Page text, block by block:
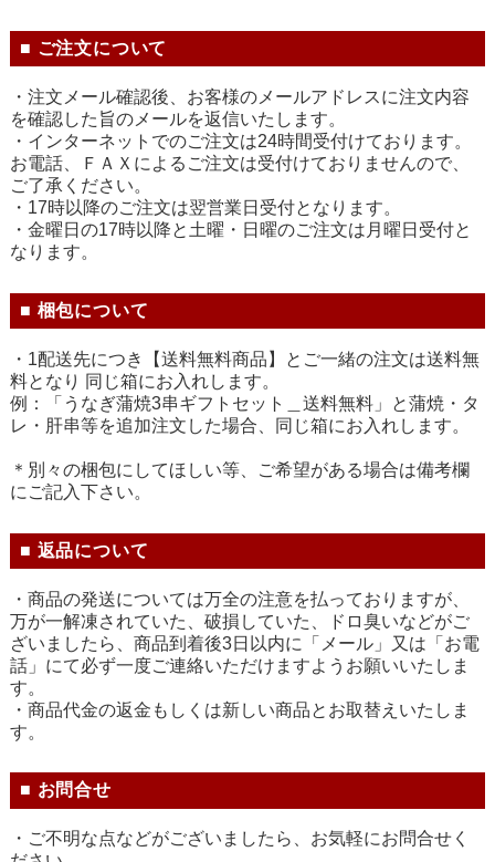
■ ご注文について
・注文メール確認後、お客様のメールアドレスに注文内容
を確認した旨のメールを返信いたします。
・インターネットでのご注文は24時間受付けております。
お電話、ＦＡＸによるご注文は受付けておりませんので、
ご了承ください。
・17時以降のご注文は翌営業日受付となります。
・金曜日の17時以降と土曜・日曜のご注文は月曜日受付と
なります。
■ 梱包について
・1配送先につき【送料無料商品】とご一緒の注文は送料無
料となり 同じ箱にお入れします。
例：「うなぎ蒲焼3串ギフトセット＿送料無料」と蒲焼・タ
レ・肝串等を追加注文した場合、同じ箱にお入れします。
＊別々の梱包にしてほしい等、ご希望がある場合は備考欄
にご記入下さい。
■ 返品について
・商品の発送については万全の注意を払っておりますが、
万が一解凍されていた、破損していた、ドロ臭いなどがご
ざいましたら、商品到着後3日以内に「メール」又は「お電
話」にて必ず一度ご連絡いただけますようお願いいたしま
す。
・商品代金の返金もしくは新しい商品とお取替えいたしま
す。
■ お問合せ
・ご不明な点などがございましたら、お気軽にお問合せく